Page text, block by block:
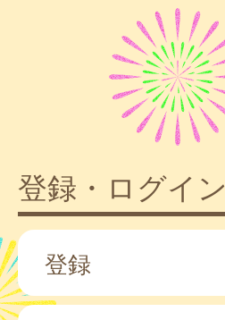
登録・ログイン
登録